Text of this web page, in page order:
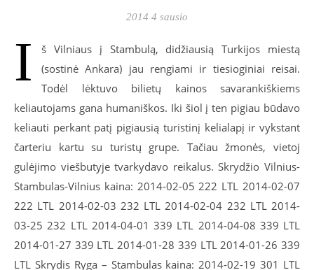
2014 4 sausio
I
š Vilniaus į Stambulą, didžiausią Turkijos miestą
(sostinė Ankara) jau rengiami ir tiesioginiai reisai.
Todėl lėktuvo bilietų kainos savarankiškiems
keliautojams gana humaniškos. Iki šiol į ten pigiau būdavo
keliauti perkant patį pigiausią turistinį kelialapį ir vykstant
čarteriu kartu su turistų grupe. Tačiau žmonės, vietoj
gulėjimo viešbutyje tvarkydavo reikalus. Skrydžio Vilnius-
Stambulas-Vilnius kaina: 2014-02-05 222 LTL 2014-02-07
222 LTL 2014-02-03 232 LTL 2014-02-04 232 LTL 2014-
03-25 232 LTL 2014-04-01 339 LTL 2014-04-08 339 LTL
2014-01-27 339 LTL 2014-01-28 339 LTL 2014-01-26 339
LTL Skrydis Ryga – Stambulas kaina: 2014-02-19 301 LTL